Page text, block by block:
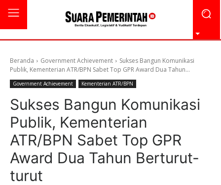
Beranda Government Achievement
Sukses Bangun Komunikasi
Publik, Kementerian ATR/BPN Sabet Top GPR Award Dua Tahun...
Government Achievement Kementerian ATR/BPN
Sukses Bangun Komunikasi
Publik, Kementerian
ATR/BPN Sabet Top GPR
Award Dua Tahun Berturut-
turut